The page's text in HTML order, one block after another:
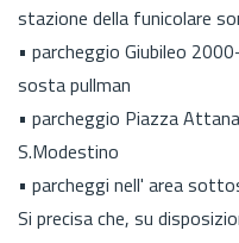
stazione della funicolare
• parcheggio Giubileo
sosta pullman
• parcheggio Piazza
S.Modestino
• parcheggi nell' area
Si precisa che, su